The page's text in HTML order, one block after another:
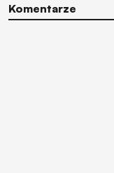
Komentarze